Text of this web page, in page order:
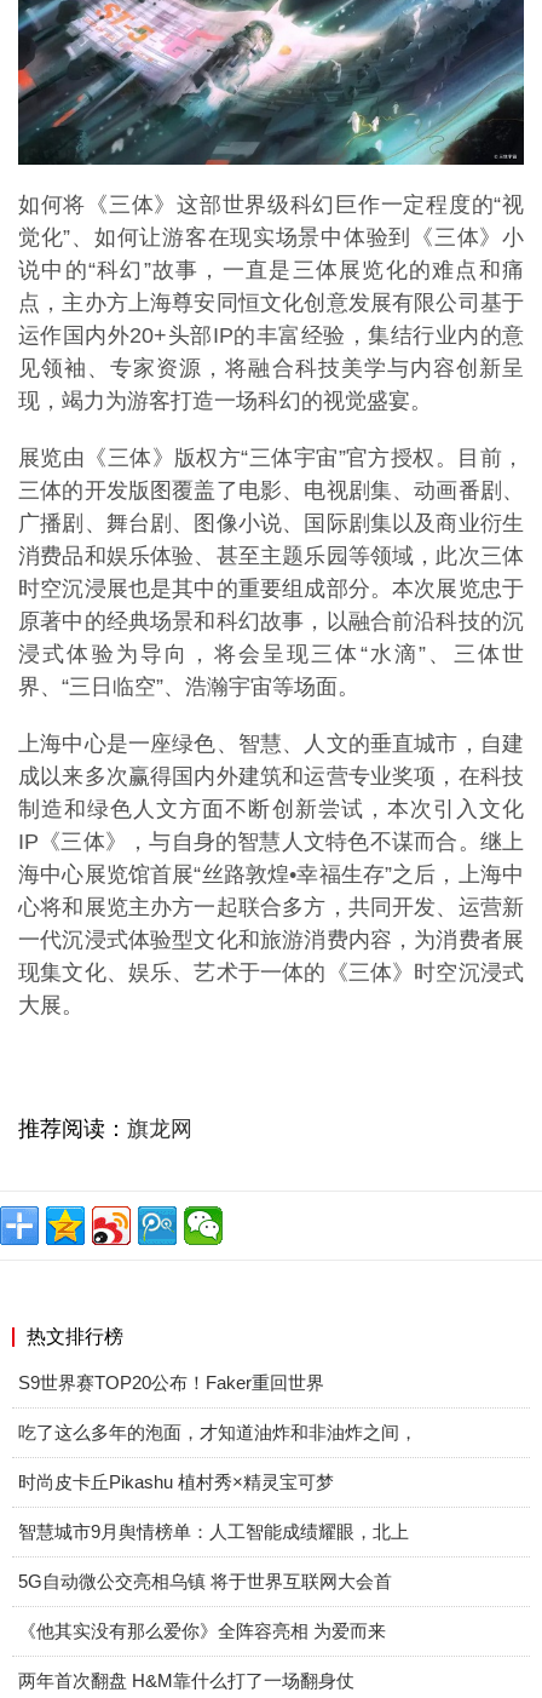
如何将《三体》这部世界级科幻巨作一定程度的“视
觉化”、如何让游客在现实场景中体验到《三体》小
说中的“科幻”故事，一直是三体展览化的难点和痛
点，主办方上海尊安同恒文化创意发展有限公司基于
运作国内外20+头部IP的丰富经验，集结行业内的意
见领袖、专家资源，将融合科技美学与内容创新呈
现，竭力为游客打造一场科幻的视觉盛宴。
展览由《三体》版权方“三体宇宙”官方授权。目前，
三体的开发版图覆盖了电影、电视剧集、动画番剧、
广播剧、舞台剧、图像小说、国际剧集以及商业衍生
消费品和娱乐体验、甚至主题乐园等领域，此次三体
时空沉浸展也是其中的重要组成部分。本次展览忠于
原著中的经典场景和科幻故事，以融合前沿科技的沉
浸式体验为导向，将会呈现三体“水滴”、三体世
界、“三日临空”、浩瀚宇宙等场面。
上海中心是一座绿色、智慧、人文的垂直城市，自建
成以来多次赢得国内外建筑和运营专业奖项，在科技
制造和绿色人文方面不断创新尝试，本次引入文化
IP《三体》，与自身的智慧人文特色不谋而合。继上
海中心展览馆首展“丝路敦煌•幸福生存”之后，上海中
心将和展览主办方一起联合多方，共同开发、运营新
一代沉浸式体验型文化和旅游消费内容，为消费者展
现集文化、娱乐、艺术于一体的《三体》时空沉浸式
大展。
推荐阅读： 旗龙网
热文排行榜
S9世界赛TOP20公布！Faker重回世界
吃了这么多年的泡面，才知道油炸和非油炸之间，
时尚皮卡丘Pikashu 植村秀×精灵宝可梦
智慧城市9月舆情榜单：人工智能成绩耀眼，北上
5G自动微公交亮相乌镇 将于世界互联网大会首
《他其实没有那么爱你》全阵容亮相 为爱而来
两年首次翻盘 H&M靠什么打了一场翻身仗